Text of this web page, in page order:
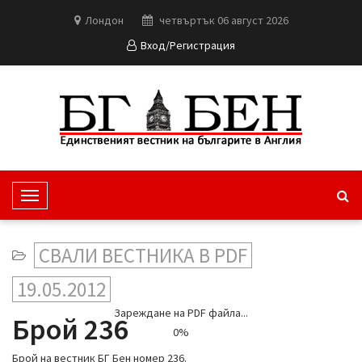
Лондон
четвъртък 06 август 2026
Вход/Регистрация
T
o
l
e
v
СВАЛИ ВЕСТНИКА В PDF
19.05.2012
Брой 236
Брой на вестник БГ Бен номер 236.
Зареждане на PDF файла...
0%